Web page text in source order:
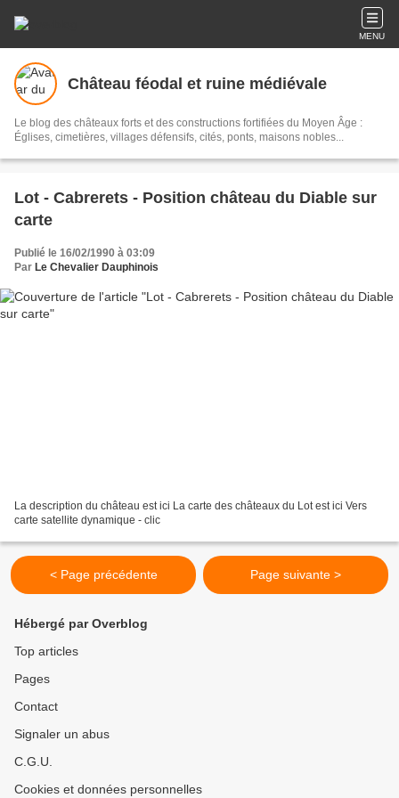
MENU
Château féodal et ruine médiévale
Le blog des châteaux forts et des constructions fortifiées du Moyen Âge :
Églises, cimetières, villages défensifs, cités, ponts, maisons nobles...
Lot - Cabrerets - Position château du Diable sur
carte
Publié le 16/02/1990 à 03:09
Par Le Chevalier Dauphinois
La description du château est ici La carte des châteaux du Lot est ici Vers
carte satellite dynamique - clic
< Page précédente Page suivante >
Hébergé par Overblog
Top articles
Pages
Contact
Signaler un abus
C.G.U.
Cookies et données personnelles